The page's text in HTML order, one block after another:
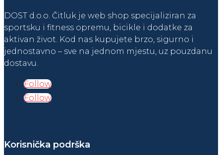
DOST d.o.o. Čitluk je web shop specijaliziran za
sportsku i fitness opremu, bicikle i dodatke za
aktivan život. Kod nas kupujete brzo, sigurno i
jednostavno – sve na jednom mjestu, uz pouzdanu
dostavu.
Follow
Follow
Korisnička podrška